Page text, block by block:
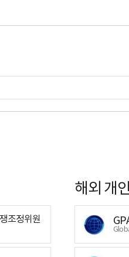
조정위원
해외 개